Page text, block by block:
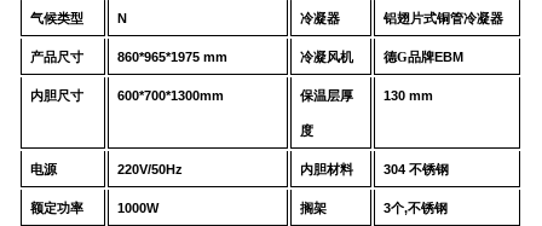
气候类型 N 冷凝器 铝翅片式铜管冷凝器
产品尺寸 860*965*1975mm 冷凝风机 德G品牌EBM
内胆尺寸 600*700*1300mm 保温层厚
度
130 mm
电源 220V/50Hz 内胆材料 304不锈钢
额定功率 1000W 搁架 3个,不锈钢